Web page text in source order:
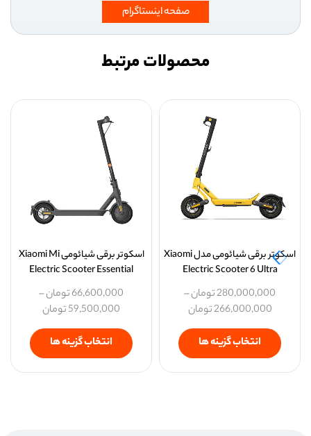
صفحه اینستاگرام
محصولات مرتبط
اسکوتر برقی شیائومی مدل Xiaomi
Electric Scooter 6 Ultra
280,000,000تومان–
266,000,000تومان
انتخاب گزینه ها
اسکوتر برقی شیائومی Xiaomi Mi
Electric Scooter Essential
66,600,000تومان–
59,500,000تومان
انتخاب گزینه ها